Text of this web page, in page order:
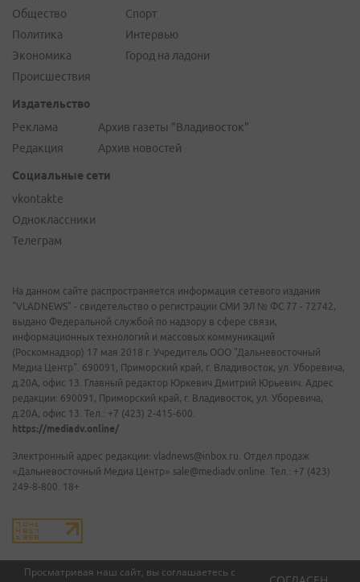
Просматривая наш сайт, вы соглашаетесь с
Общество
Политика
Экономика
Происшествия
Спорт
Интервью
Город на ладони
Издательство
Реклама
Редакция
Архив газеты "Владивосток"
Архив новостей
Социальные сети
vkontakte
Одноклассники
Телеграм
На данном сайте распространяется информация сетевого издания
"VLADNEWS" - свидетельство о регистрации СМИ ЭЛ № ФС 77 - 72742,
выдано Федеральной службой по надзору в сфере связи,
информационных технологий и массовых коммуникаций
(Роскомнадзор) 17 мая 2018 г. Учредитель ООО "Дальневосточный
Медиа Центр". 690091, Приморский край, г. Владивосток, ул. Уборевича,
д.20А, офис 13. Главный редактор Юркевич Дмитрий Юрьевич. Адрес
редакции: 690091, Приморский край, г. Владивосток, ул. Уборевича,
д.20А, офис 13. Тел.: +7 (423) 2-415-600.
https://mediadv.online/
Электронный адрес редакции: vladnews@inbox.ru. Отдел продаж
«Дальневосточный Медиа Центр» sale@mediadv.online. Тел.: +7 (423)
249-8-800. 18+